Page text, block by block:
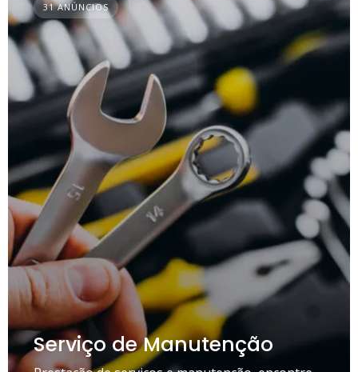
31 ANÚNCIOS
Serviço de Manutenção